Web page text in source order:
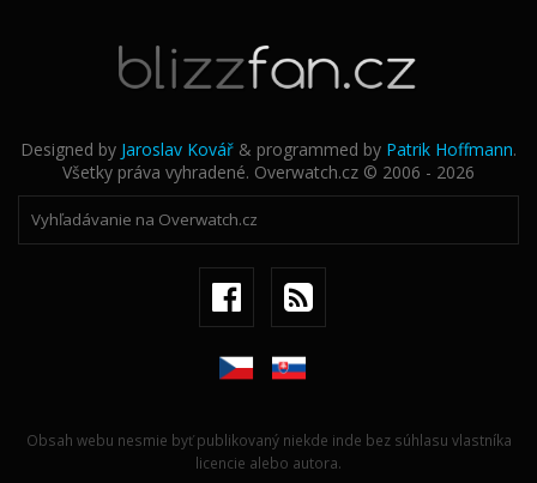
Designed by Jaroslav Kovář & programmed by Patrik Hoffmann.
Všetky práva vyhradené. Overwatch.cz © 2006 - 2026
Obsah webu nesmie byť publikovaný niekde inde bez súhlasu vlastníka
licencie alebo autora.